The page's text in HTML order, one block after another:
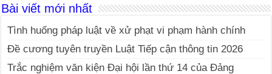
Bài viết mới nhất
Tình huống pháp luật về xử phạt vi phạm hành chính
Đề cương tuyên truyền Luật Tiếp cận thông tin 2026
Trắc nghiệm văn kiện Đại hội lần thứ 14 của Đảng